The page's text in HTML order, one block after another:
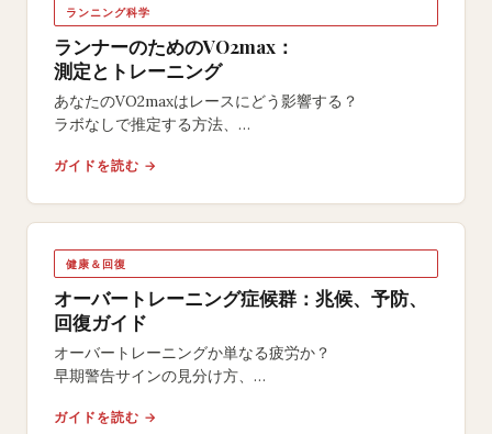
ランニング科学
ランナーのためのVO2max：
測定とトレーニング
あなたのVO2maxはレースにどう影響する？
ラボなしで推定する方法、
レベル別の現実的な改善目標を無料計算器付きで解説。
ガイドを読む →
健康＆回復
オーバートレーニング症候群：兆候、予防、
回復ガイド
オーバートレーニングか単なる疲労か？
早期警告サインの見分け方、
80/20ルールで燃え尽きを防ぐ方法を解説。
ガイドを読む →